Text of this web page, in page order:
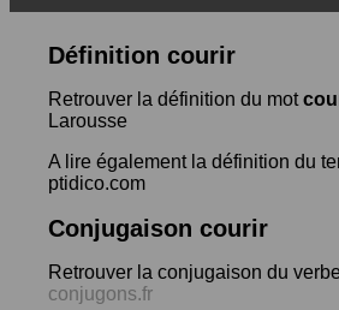
Définition courir
Retrouver la définition du mot
Larousse
A lire également la définition du
ptidico.com
Conjugaison courir
Retrouver la conjugaison du
conjugons.fr